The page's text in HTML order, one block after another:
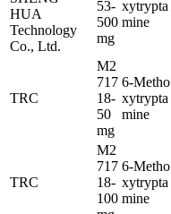
HUA
Technology
Co., Ltd.
53-
500
mg
xytrypta
mine
TRC
M2
717
18-
50
mg
6-Metho
xytrypta
mine
TRC
M2
717
18-
100
6-Metho
xytrypta
mine